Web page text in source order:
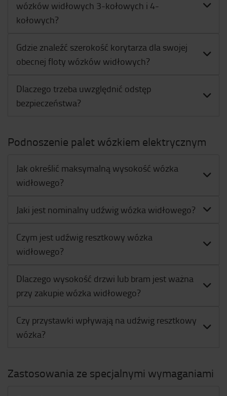
wózków widłowych 3-kołowych i 4-
kołowych?
Gdzie znaleźć szerokość korytarza dla swojej
obecnej floty wózków widłowych?
Dlaczego trzeba uwzględnić odstęp
bezpieczeństwa?
Podnoszenie palet wózkiem elektrycznym
Jak określić maksymalną wysokość wózka
widłowego?
Jaki jest nominalny udźwig wózka widłowego?
Czym jest udźwig resztkowy wózka
widłowego?
Dlaczego wysokość drzwi lub bram jest ważna
przy zakupie wózka widłowego?
Czy przystawki wpływają na udźwig resztkowy
wózka?
Zastosowania ze specjalnymi wymaganiami